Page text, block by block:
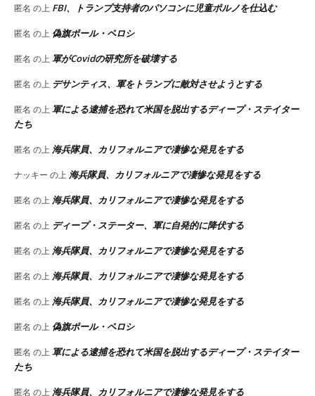
匿名 の上 FBI、トランプ支持者のパソコンに児童ポルノを仕込む
匿名 の上 偽旗ポール・ペロシ
匿名 の上 軍がCovidの研究所を破壊する
匿名 の上 デサンティス、軍をトランプに敵対させようとする
匿名 の上 軍による逮捕を恐れて米国を脱出するディープ・ステイター
たち
匿名 の上 海兵隊員、カリフォルニアで凄惨な発見をする
ナッキー の上 海兵隊員、カリフォルニアで凄惨な発見をする
匿名 の上 海兵隊員、カリフォルニアで凄惨な発見をする
匿名 の上 ディープ・ステーター、軍に自発的に降伏する
匿名 の上 海兵隊員、カリフォルニアで凄惨な発見をする
匿名 の上 海兵隊員、カリフォルニアで凄惨な発見をする
匿名 の上 海兵隊員、カリフォルニアで凄惨な発見をする
匿名 の上 偽旗ポール・ペロシ
匿名 の上 軍による逮捕を恐れて米国を脱出するディープ・ステイター
たち
匿名 の上 海兵隊員、カリフォルニアで凄惨な発見をする